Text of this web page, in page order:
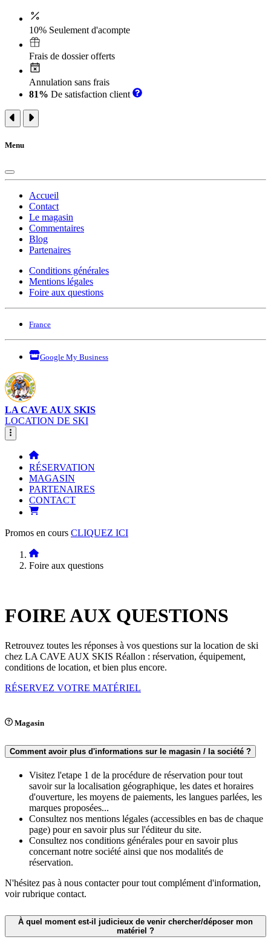
10% Seulement d'acompte
Frais de dossier offerts
Annulation sans frais
81% De satisfaction client
Menu
Accueil
Contact
Le magasin
Commentaires
Blog
Partenaires
Conditions générales
Mentions légales
Foire aux questions
France
Google My Business
LA CAVE AUX SKIS
LOCATION DE SKI
RÉSERVATION
MAGASIN
PARTENAIRES
CONTACT
Promos en cours CLIQUEZ ICI
Foire aux questions
FOIRE AUX QUESTIONS
Retrouvez toutes les réponses à vos questions sur la location de ski
chez LA CAVE AUX SKIS Réallon : réservation, équipement,
conditions de location, et bien plus encore.
RÉSERVEZ VOTRE MATÉRIEL
Magasin
Comment avoir plus d'informations sur le magasin / la société ?
Visitez l'etape 1 de la procédure de réservation pour tout
savoir sur la localisation géographique, les dates et horaires
d'ouverture, les moyens de paiements, les langues parlées, les
marques proposées...
Consultez nos mentions légales (accessibles en bas de chaque
page) pour en savoir plus sur l'éditeur du site.
Consultez nos conditions générales pour en savoir plus
concernant notre société ainsi que nos modalités de
réservation.
N'hésitez pas à nous contacter pour tout complément d'information,
voir rubrique contact.
À quel moment est-il judicieux de venir chercher/déposer mon
matériel ?